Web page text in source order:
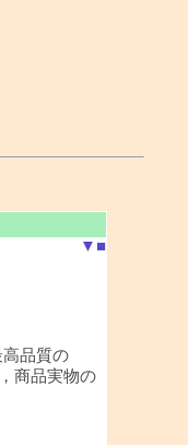
▼ ■
品質の
商品実物の